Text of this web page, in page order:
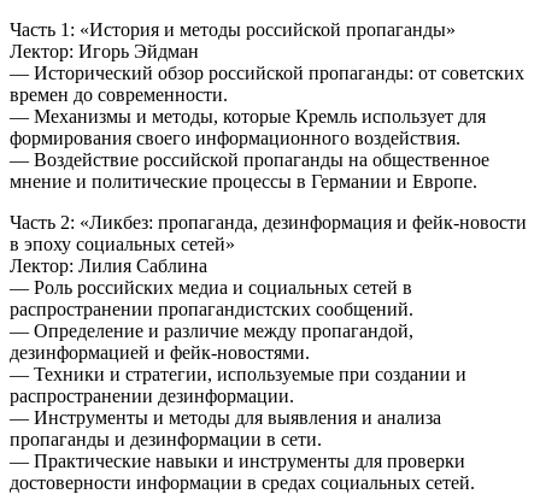
Часть 1: «История и методы российской пропаганды»
Лектор: Игорь Эйдман
— Исторический обзор российской пропаганды: от советских
времен до современности.
— Механизмы и методы, которые Кремль использует для
формирования своего информационного воздействия.
— Воздействие российской пропаганды на общественное
мнение и политические процессы в Германии и Европе.
Часть 2: «Ликбез: пропаганда, дезинформация и фейк-новости
в эпоху социальных сетей»
Лектор: Лилия Саблина
— Роль российских медиа и социальных сетей в
распространении пропагандистских сообщений.
— Определение и различие между пропагандой,
дезинформацией и фейк-новостями.
— Техники и стратегии, используемые при создании и
распространении дезинформации.
— Инструменты и методы для выявления и анализа
пропаганды и дезинформации в сети.
— Практические навыки и инструменты для проверки
достоверности информации в средах социальных сетей.